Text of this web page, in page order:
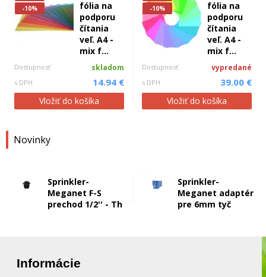
-10%
fólia na
podporu
čítania
veľ. A4 -
mix f...
Dostupnosť skladom
s DPH 14.94 €
Vložiť do košíka
-10%
fólia na
podporu
čítania
veľ. A4 -
mix f...
Dostupnosť vypredané
s DPH 39.00 €
Vložiť do košíka
Novinky
Sprinkler-
Meganet F-S
prechod 1/2'' - Th
Sprinkler-
Meganet adaptér
pre 6mm tyč
Informácie